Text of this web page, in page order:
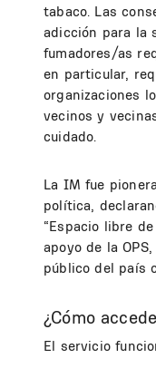
tabaco. Las
adicción para la
fumadores/as
en particular,
organizaciones
vecinos y
cuidado.
La IM fue
política,
“Espacio libre
apoyo de la
público del país
¿Cómo
El servicio